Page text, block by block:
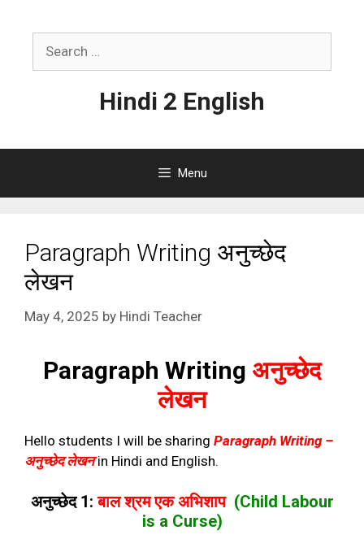
Hindi 2 English
Menu
Paragraph Writing अनुच्छेद
लेखन
May 4, 2025 by Hindi Teacher
Paragraph Writing अनुच्छेद
लेखन
Hello students I will be sharing Paragraph Writing –
अनुच्छेद लेखनin Hindi and English.
अनुच्छेद 1:बाल श्रम एक अभिशाप (Child Labour
is a Curse)